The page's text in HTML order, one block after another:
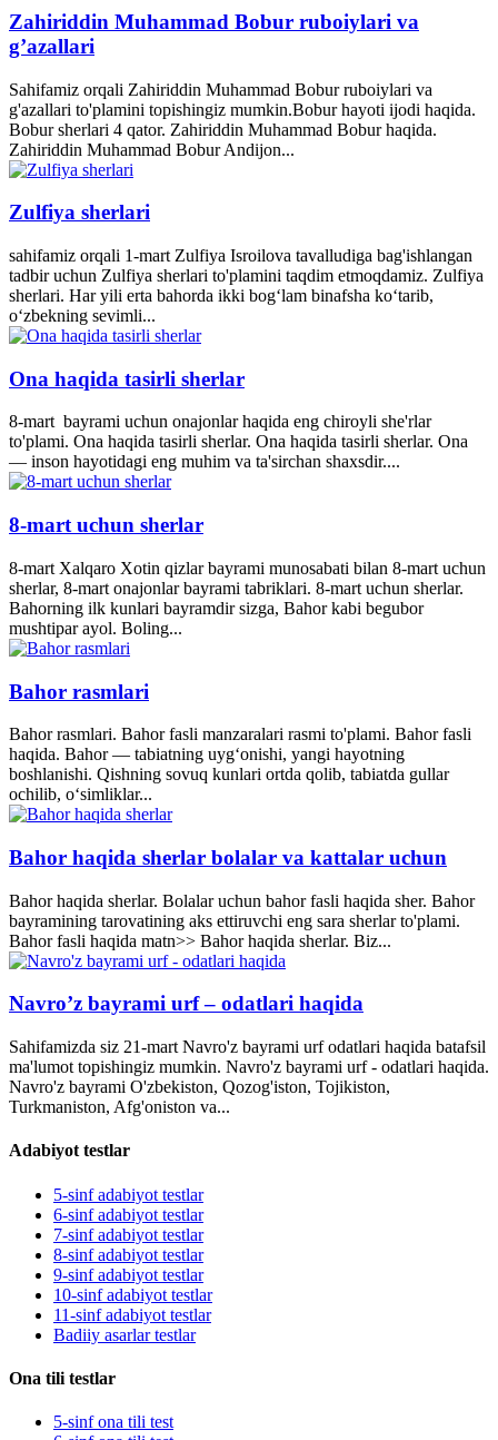
Zahiriddin Muhammad Bobur ruboiylari va
g’azallari
Sahifamiz orqali Zahiriddin Muhammad Bobur ruboiylari va
g'azallari to'plamini topishingiz mumkin.Bobur hayoti ijodi haqida.
Bobur sherlari 4 qator. Zahiriddin Muhammad Bobur haqida.
Zahiriddin Muhammad Bobur Andijon...
Zulfiya sherlari
sahifamiz orqali 1-mart Zulfiya Isroilova tavalludiga bag'ishlangan
tadbir uchun Zulfiya sherlari to'plamini taqdim etmoqdamiz. Zulfiya
sherlari. Har yili erta bahorda ikki bogʻlam binafsha koʻtarib,
oʻzbekning sevimli...
Ona haqida tasirli sherlar
8-mart bayrami uchun onajonlar haqida eng chiroyli she'rlar
to'plami. Ona haqida tasirli sherlar. Ona haqida tasirli sherlar. Ona
— inson hayotidagi eng muhim va ta'sirchan shaxsdir....
8-mart uchun sherlar
8-mart Xalqaro Xotin qizlar bayrami munosabati bilan 8-mart uchun
sherlar, 8-mart onajonlar bayrami tabriklari. 8-mart uchun sherlar.
Bahorning ilk kunlari bayramdir sizga, Bahor kabi begubor
mushtipar ayol. Boling...
Bahor rasmlari
Bahor rasmlari. Bahor fasli manzaralari rasmi to'plami. Bahor fasli
haqida. Bahor — tabiatning uyg‘onishi, yangi hayotning
boshlanishi. Qishning sovuq kunlari ortda qolib, tabiatda gullar
ochilib, o‘simliklar...
Bahor haqida sherlar bolalar va kattalar uchun
Bahor haqida sherlar. Bolalar uchun bahor fasli haqida sher. Bahor
bayramining tarovatining aks ettiruvchi eng sara sherlar to'plami.
Bahor fasli haqida matn>> Bahor haqida sherlar. Biz...
Navro’z bayrami urf – odatlari haqida
Sahifamizda siz 21-mart Navro'z bayrami urf odatlari haqida batafsil
ma'lumot topishingiz mumkin. Navro'z bayrami urf - odatlari haqida.
Navro'z bayrami O'zbekiston, Qozog'iston, Tojikiston,
Turkmaniston, Afg'oniston va...
Adabiyot testlar
5-sinf adabiyot testlar
6-sinf adabiyot testlar
7-sinf adabiyot testlar
8-sinf adabiyot testlar
9-sinf adabiyot testlar
10-sinf adabiyot testlar
11-sinf adabiyot testlar
Badiiy asarlar testlar
Ona tili testlar
5-sinf ona tili test